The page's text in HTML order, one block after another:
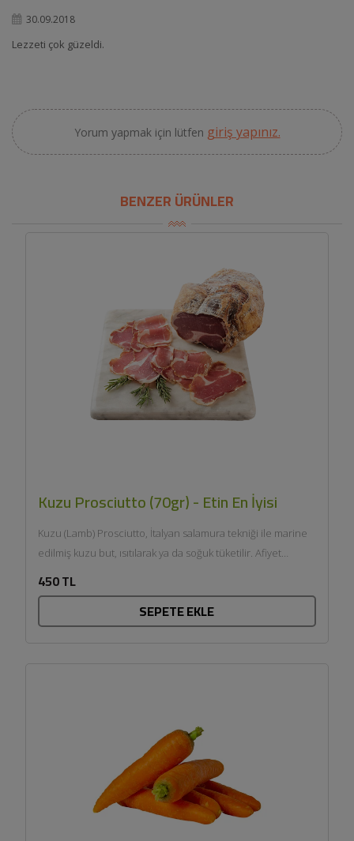
30.09.2018
Lezzeti çok güzeldi.
Yorum yapmak için lütfen giriş yapınız.
BENZER ÜRÜNLER
Kuzu Prosciutto (70gr) - Etin En İyisi
Kuzu (Lamb) Prosciutto, İtalyan salamura tekniği ile marine
edilmiş kuzu but, ısıtılarak ya da soğuk tüketilir. Afiyet
450 TL
SEPETE EKLE